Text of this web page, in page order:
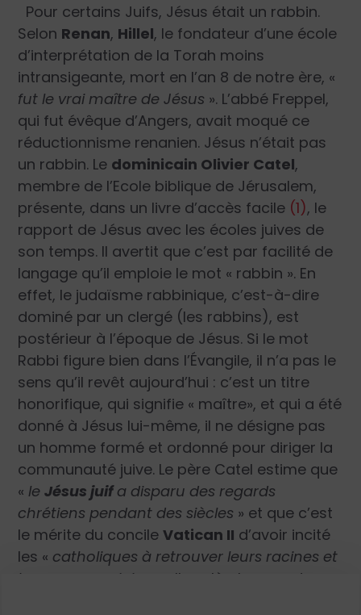
Pour certains Juifs, Jésus était un rabbin.
Selon Renan, Hillel, le fondateur d’une école
d’interprétation de la Torah moins
intransigeante, mort en l’an 8 de notre ère, «
fut le vrai maître de Jésus ». L’abbé Freppel,
qui fut évêque d’Angers, avait moqué ce
réductionnisme renanien. Jésus n’était pas
un rabbin. Le dominicain Olivier Catel,
membre de l’Ecole biblique de Jérusalem,
présente, dans un livre d’accès facile (1), le
rapport de Jésus avec les écoles juives de
son temps. Il avertit que c’est par facilité de
langage qu’il emploie le mot « rabbin ». En
effet, le judaïsme rabbinique, c’est-à-dire
dominé par un clergé (les rabbins), est
postérieur à l’époque de Jésus. Si le mot
Rabbi figure bien dans l’Évangile, il n’a pas le
sens qu’il revêt aujourd’hui : c’est un titre
honorifique, qui signifie « maître», et qui a été
donné à Jésus lui-même, il ne désigne pas
un homme formé et ordonné pour diriger la
communauté juive. Le père Catel estime que
« leJésus juifa disparu des regards
chrétiens pendant des siècles » et que c’est
le mérite du concileVatican II d’avoir incité
les « catholiques à retrouver leurs racines et
leurs sources juives
». Il y a là plus que de